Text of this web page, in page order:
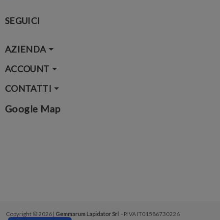
SEGUICI
AZIENDA
ACCOUNT
CONTATTI
Google Map
Copyright © 2026 | Gemmarum Lapidator Srl - P.IVA IT01586730226